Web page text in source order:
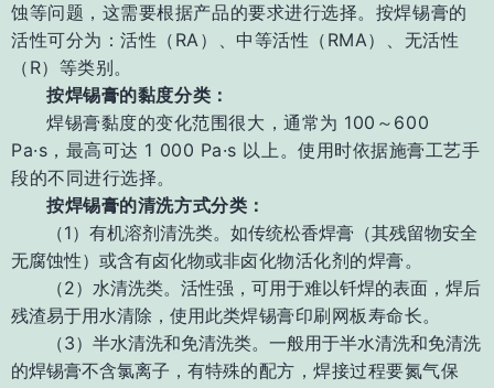
蚀等问题，这需要根据产品的要求进行选择。 按焊锡膏的
活性可分为：活性（RA）、中等活性 （RMA）、无活性
（R）等类别。
按焊锡膏的黏度分类：
焊锡膏黏度的变化范围很大，通常为 100～600
Pa·s，最高可达 1 000 Pa·s 以上。使用时依据施膏工艺手
段的不同进行选择。
按焊锡膏的清洗方式分类：
（1）有机溶剂清洗类。如传统松香焊膏（其残留物安全
无腐蚀性）或含有卤化物或非卤化物活化剂的焊膏。
（2）水清洗类。活性强，可用于难以钎焊的表面，焊后
残渣易于用水清除，使用此类焊锡膏印刷网板寿命长。
（3）半水清洗和免清洗类。一般用于半水清洗和免清洗
的焊锡膏不含氯离子，有特殊的配方，焊接过程要氮气保